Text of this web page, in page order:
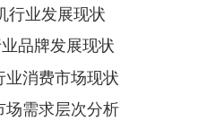
行业发展现状
品牌发展现状
业消费市场现状
场需求层次分析